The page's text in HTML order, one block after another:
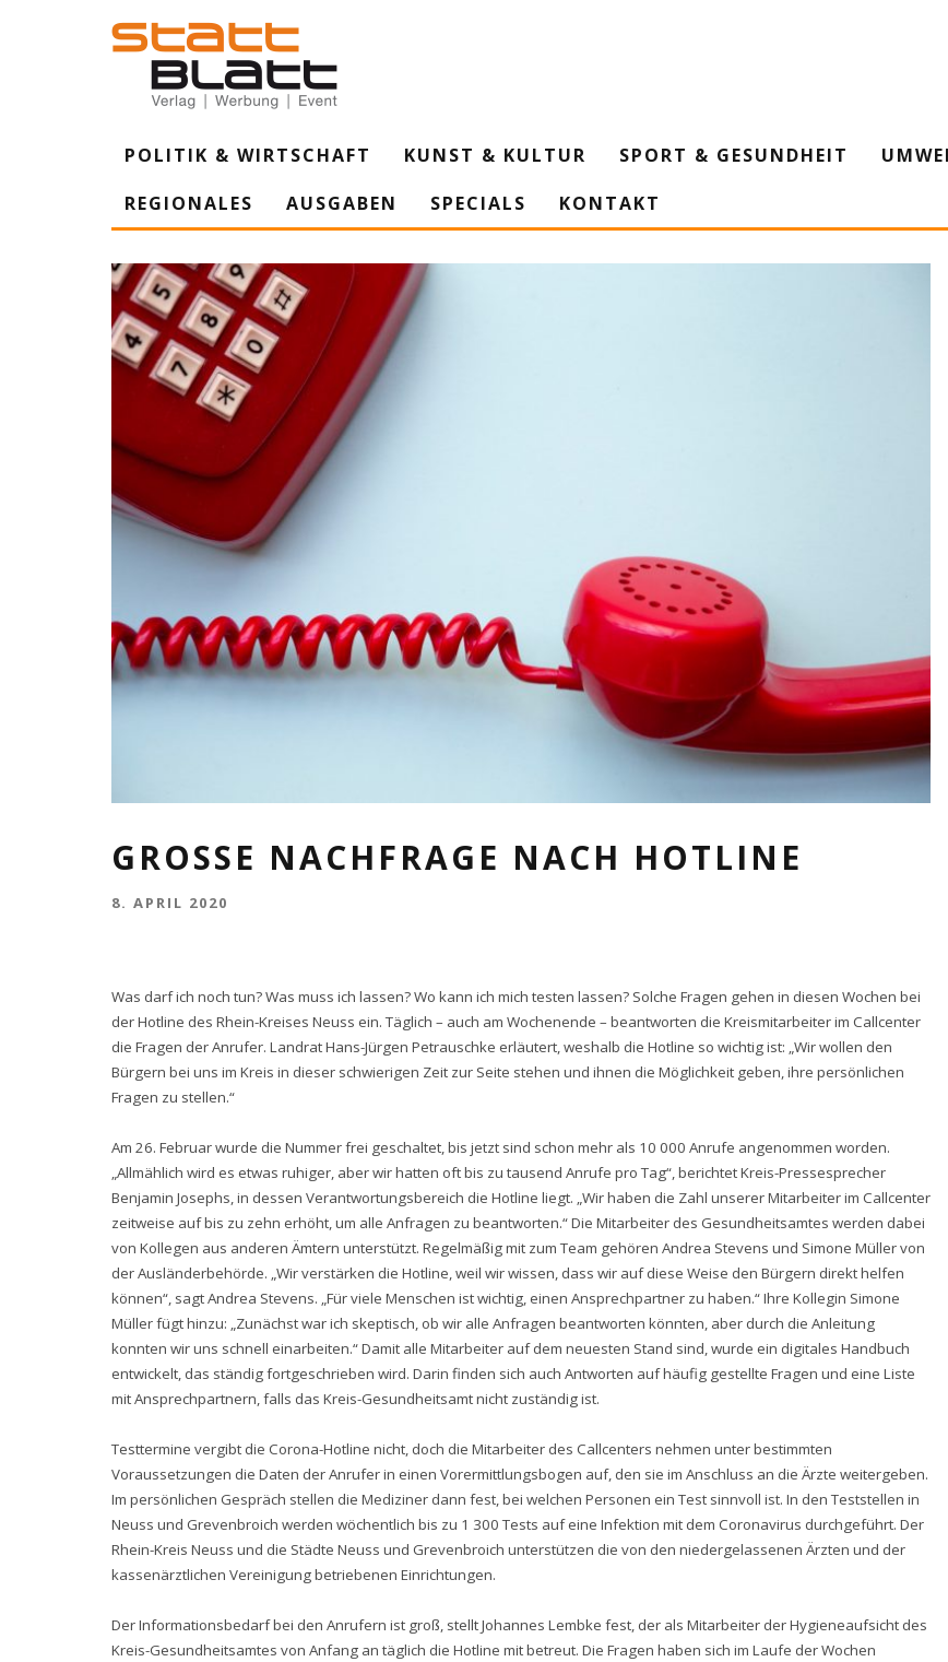
POLITIK & WIRTSCHAFT KUNST & KULTUR SPORT & GESUNDHEIT
REGIONALES
AUSGABEN SPECIALS KONTAKT
GROSSE NACHFRAGE NACH HOTLINE
8. APRIL 2020
Was darf ich noch tun? Was muss ich lassen? Wo kann ich mich testen lassen? Solche Fragen gehen in diesen Wochen bei
der Hotline des Rhein-Kreises Neuss ein. Täglich – auch am Wochenende – beantworten die Kreismitarbeiter im Callcenter
die Fragen der Anrufer. Landrat Hans-Jürgen Petrauschke erläutert, weshalb die Hotline so wichtig ist: „Wir wollen den
Bürgern bei uns im Kreis in dieser schwierigen Zeit zur Seite stehen und ihnen die Möglichkeit geben, ihre persönlichen
Fragen zu stellen.“
Am 26. Februar wurde die Nummer frei geschaltet, bis jetzt sind schon mehr als 10 000 Anrufe angenommen worden.
„Allmählich wird es etwas ruhiger, aber wir hatten oft bis zu tausend Anrufe pro Tag“, berichtet Kreis-Pressesprecher
Benjamin Josephs, in dessen Verantwortungsbereich die Hotline liegt. „Wir haben die Zahl unserer Mitarbeiter im Callcenter
zeitweise auf bis zu zehn erhöht, um alle Anfragen zu beantworten.“ Die Mitarbeiter des Gesundheitsamtes werden dabei
von Kollegen aus anderen Ämtern unterstützt. Regelmäßig mit zum Team gehören Andrea Stevens und Simone Müller von
der Ausländerbehörde. „Wir verstärken die Hotline, weil wir wissen, dass wir auf diese Weise den Bürgern direkt helfen
können“, sagt Andrea Stevens. „Für viele Menschen ist wichtig, einen Ansprechpartner zu haben.“ Ihre Kollegin Simone
Müller fügt hinzu: „Zunächst war ich skeptisch, ob wir alle Anfragen beantworten könnten, aber durch die Anleitung
konnten wir uns schnell einarbeiten.“ Damit alle Mitarbeiter auf dem neuesten Stand sind, wurde ein digitales Handbuch
entwickelt, das ständig fortgeschrieben wird. Darin finden sich auch Antworten auf häufig gestellte Fragen und eine Liste
mit Ansprechpartnern, falls das Kreis-Gesundheitsamt nicht zuständig ist.
Testtermine vergibt die Corona-Hotline nicht, doch die Mitarbeiter des Callcenters nehmen unter bestimmten
Voraussetzungen die Daten der Anrufer in einen Vorermittlungsbogen auf, den sie im Anschluss an die Ärzte weitergeben.
Im persönlichen Gespräch stellen die Mediziner dann fest, bei welchen Personen ein Test sinnvoll ist. In den Teststellen in
Neuss und Grevenbroich werden wöchentlich bis zu 1 300 Tests auf eine Infektion mit dem Coronavirus durchgeführt. Der
Rhein-Kreis Neuss und die Städte Neuss und Grevenbroich unterstützen die von den niedergelassenen Ärzten und der
kassenärztlichen Vereinigung betriebenen Einrichtungen.
Der Informationsbedarf bei den Anrufern ist groß, stellt Johannes Lembke fest, der als Mitarbeiter der Hygieneaufsicht des
Kreis-Gesundheitsamtes von Anfang an täglich die Hotline mit betreut. Die Fragen haben sich im Laufe der Wochen